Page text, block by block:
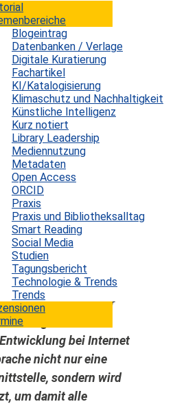
Blogeintrag
Datenbanken / Verlage
Digitale Kuratierung
Fachartikel
KI/Katalogisierung
Klimaschutz und Nachhaltigkeit
Künstliche Intelligenz
Kurz notiert
Library Leadership
Mediennutzung
Metadaten
Open Access
ORCID
Praxis
Praxis und Bibliotheksalltag
Smart Reading
Social Media
Studien
Tagungsbericht
Technologie & Trends
Trends
Erwin König
Fiction-Fernsehserie
Enterprise) aus
der Bordcomputer bei
Mitglieder mittels
worauf dieser dann
antwortete. Was
ist heute dank
etwa in Form der
von Amazon oder
Der „Voice
von Vixen Labs und dem
dass Sprache aber
eingesetzt wird.
bei Internet
nicht nur eine
sondern wird
um damit alle